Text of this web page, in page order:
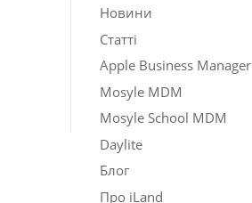
Новини
Статті
Apple Business Manager
Mosyle MDM
Mosyle School MDM
Daylite
Блог
Про iLand